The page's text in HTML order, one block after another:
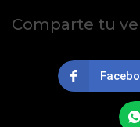
Comparte tu